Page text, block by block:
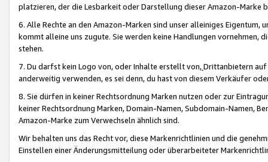
platzieren, der die Lesbarkeit oder Darstellung dieser Amazon-Marke
6. Alle Rechte an den Amazon-Marken sind unser alleiniges
kommt alleine uns zugute. Sie werden keine Handlungen vornehmen,
stehen.
7. Du darfst kein Logo von, oder Inhalte erstellt von,Drittanbietern auf
anderweitig verwenden, es sei denn, du hast von diesem Verkäufer
8. Sie dürfen in keiner Rechtsordnung Marken nutzen oder zur
keiner Rechtsordnung Marken, Domain-Namen, Subdomain-Namen,
Amazon-Marke zum Verwechseln ähnlich sind.
Wir behalten uns das Recht vor, diese Markenrichtlinien und die
Einstellen einer Änderungsmitteilung oder überarbeiteter